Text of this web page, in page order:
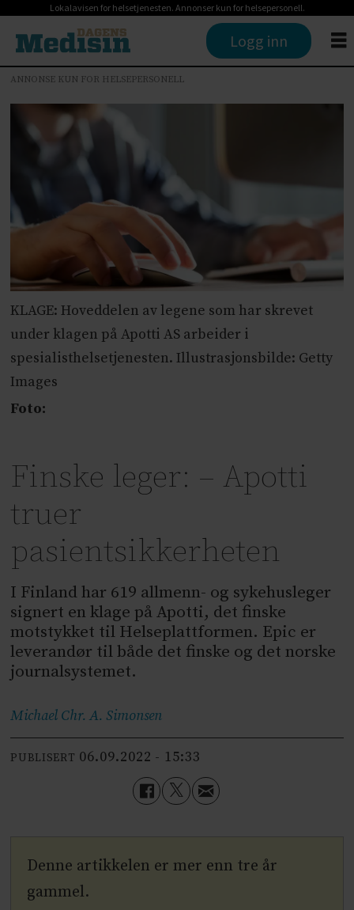
Lokalavisen for helsetjenesten. Annonser kun for helsepersonell.
Logg inn
ANNONSE KUN FOR HELSEPERSONELL
KLAGE: Hoveddelen av legene som har skrevet
under klagen på Apotti AS arbeider i
spesialisthelsetjenesten. Illustrasjonsbilde: Getty
Images
Foto:
Finske leger: – Apotti
truer
pasientsikkerheten
I Finland har 619 allmenn- og sykehusleger
signert en klage på Apotti, det finske
motstykket til Helseplattformen. Epic er
leverandør til både det finske og det norske
journalsystemet.
Michael Chr. A. Simonsen
PUBLISERT 06.09.2022 - 15:33
Denne artikkelen er mer enn tre år
gammel.